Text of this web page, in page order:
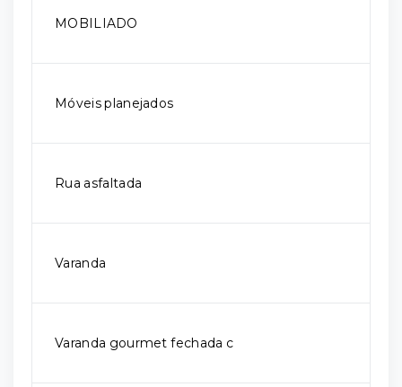
MOBILIADO
Móveis planejados
Rua asfaltada
Varanda
Varanda gourmet fechada c